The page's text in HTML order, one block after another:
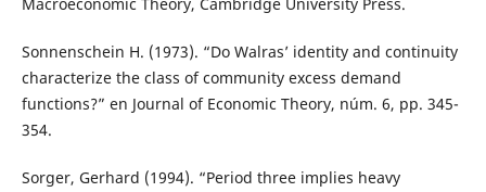
Macroeconomic Theory, Cambridge University Press.
Sonnenschein H. (1973). “Do Walras’ identity and continuity
characterize the class of community excess demand
functions?” en Journal of Economic Theory, núm. 6, pp. 345-
354.
Sorger, Gerhard (1994). “Period three implies heavy